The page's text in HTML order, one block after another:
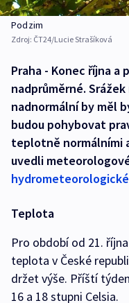
Podzim
Zdroj: ČT24/Lucie Strašíková
Praha - Konec října
nadprůměrné.
nadnormální by měl
budou pohybovat
teplotně normálními
uvedli
Teplota
Pro období od 21.
teplota v České
držet výše. Příští
16 a 18 stupni Celsia.